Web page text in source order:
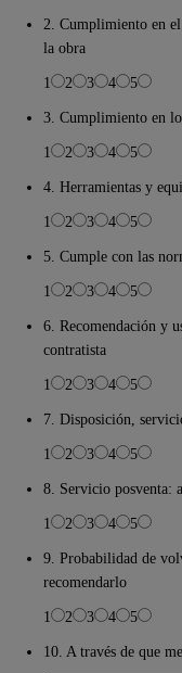
2. Cumplimiento en
la obra
1
2 3 4
5
3. Cumplimiento en
1
2 3 4
5
4. Herramientas y
1
2 3 4
5
5. Cumple con las
1
2 3 4
5
6. Recomendación y
contratista
1
2 3 4
5
7. Disposición,
1
2 3 4
5
8. Servicio posventa:
1
2 3 4
5
9. Probabilidad de
recomendarlo
1
2 3 4
5
10. A través de que